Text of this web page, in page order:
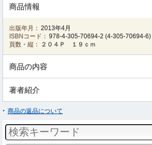
商品情報
出版年月： 2013年4月
ISBNコード： 978-4-305-70694-2 (4-305-70694-6)
頁数・縦：
２０４Ｐ １９ｃｍ
商品の内容
著者紹介
商品の返品について